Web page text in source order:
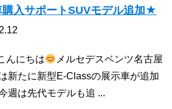
入サポートSUVモデル追加★
んにちは
メルセデスベンツ名古屋
新たに新型E-Classの展示車が追加
週は先代モデルも追 ...